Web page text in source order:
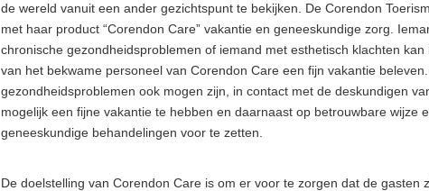
de wereld vanuit een ander gezichtspunt te bekijken. De Corendon
met haar product “Corendon Care” vakantie en geneeskundige zorg.
chronische gezondheidsproblemen of iemand met esthetisch klachten kan
van het bekwame personeel van Corendon Care een fijn vakantie
gezondheidsproblemen ook mogen zijn, in contact met de deskundigen
mogelijk een fijne vakantie te hebben en daarnaast op betrouwbare wijze
geneeskundige behandelingen voor te zetten.
De doelstelling van Corendon Care is om er voor te zorgen dat de gasten